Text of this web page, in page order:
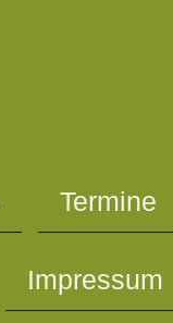
Termine
Impressum